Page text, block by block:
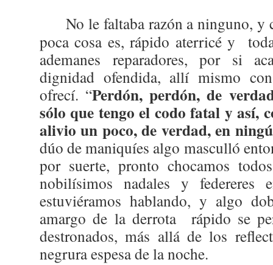
No le faltaba razón a ninguno,
poca cosa es, rápido aterricé y
ademanes reparadores, por si
dignidad ofendida, allí mismo
ofrecí. “Perdón, perdón, de
sólo que tengo el codo fatal y así,
alivio un poco, de verdad, en
dúo de maniquíes algo masculló
por suerte, pronto chocamos
nobilísimos nadales y federeres
estuviéramos hablando, y algo
amargo de la derrota
rápido se
destronados, más allá de los
negrura espesa de la noche.